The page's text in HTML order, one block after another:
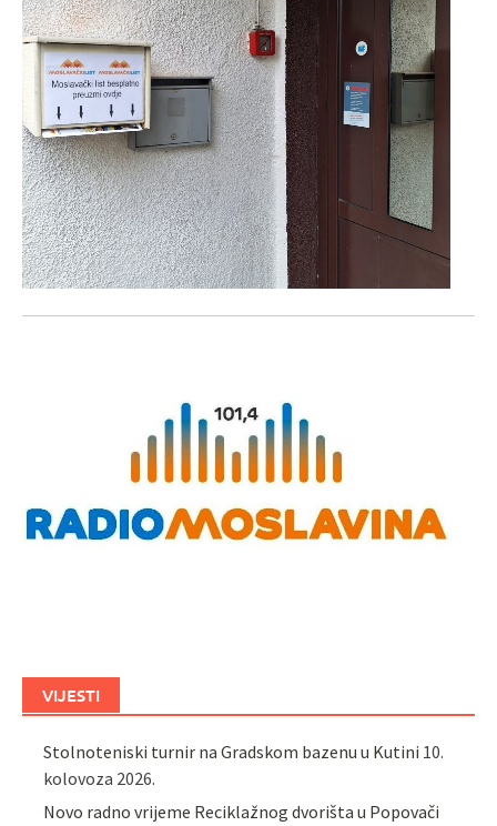
VIJESTI
Stolnoteniski turnir na Gradskom bazenu u Kutini 10.
kolovoza 2026.
Novo radno vrijeme Reciklažnog dvorišta u Popovači